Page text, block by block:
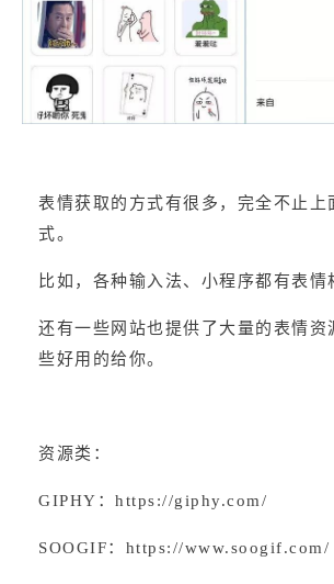
表情获取的方式有很多，完全不止上
式。
比如，各种输入法、小程序都有表情
还有一些网站也提供了大量的表情资
些好用的给你。
资源类：
GIPHY： https://giphy.com/
SOOGIF： https://www.soogif.com/